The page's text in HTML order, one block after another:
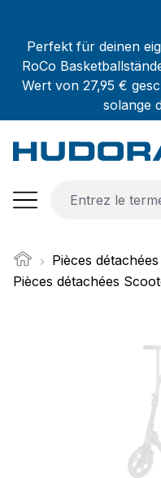
Perfekt für deinen
RoCo
Wert von 27,95 €
solange
Pièces détachées
Pièces détachées